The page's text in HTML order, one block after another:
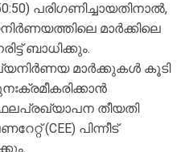
പരിഗണിച്ചായതിനാൽ,
മാർക്കിലെ
ബാധിക്കും.
മാർക്കുകൾ കൂടി
തീയതി
(CEE) പിന്നീട്